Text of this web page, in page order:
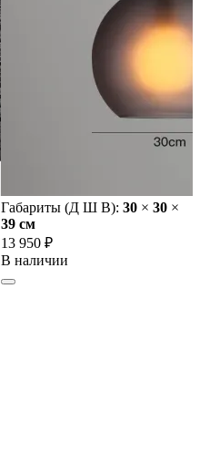
Габариты (Д Ш В): 30 × 30 ×
39 cм
13 950 ₽
В наличии